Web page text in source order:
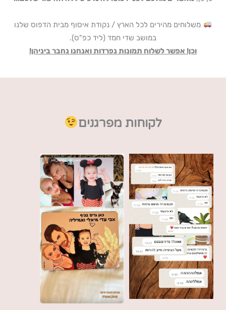
משלוחים מהירים לכל הארץ / נקודת איסוף מבית הדפוס שלנו
במושב שדי חמד (ליד כפ"ס).
וכן! אפשר לשלוח תמונות נפרדות ואנחנו נחבר ביניהן!
לקוחות מפרגנים